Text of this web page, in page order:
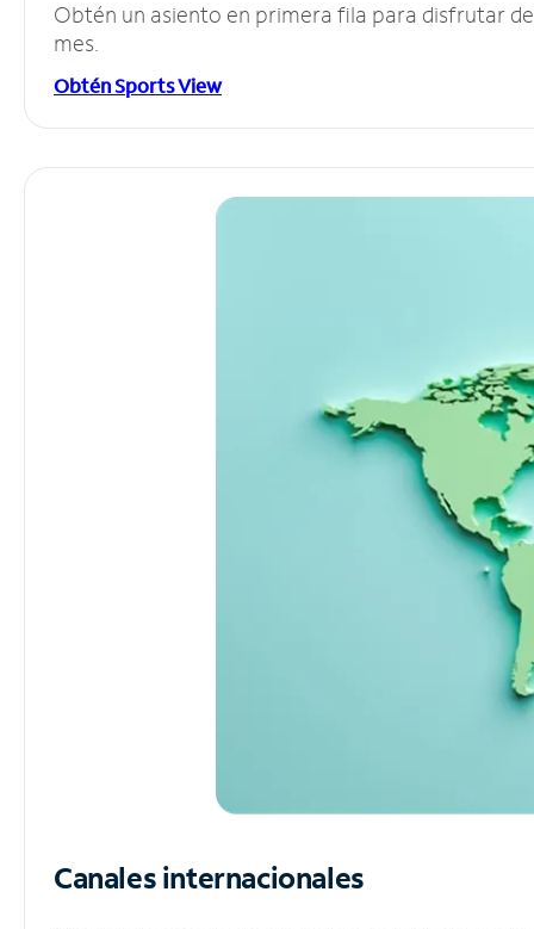
Obtén un asiento en primera fila para disfrutar
mes.
Obtén Sports View
Canales internacionales